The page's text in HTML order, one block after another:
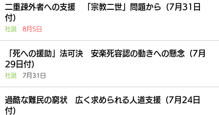
二重疎外者への支援 「宗教二世」問題から（7月31日
付）
社説 8月5日
「死への援助」法可決 安楽死容認の動きへの懸念（7月
29日付）
社説 7月31日
過酷な難民の窮状 広く求められる人道支援（7月24日
付）